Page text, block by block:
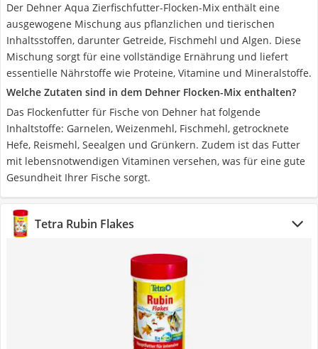
Der Dehner Aqua Zierfischfutter-Flocken-Mix enthält eine
ausgewogene Mischung aus pflanzlichen und tierischen
Inhaltsstoffen, darunter Getreide, Fischmehl und Algen. Diese
Mischung sorgt für eine vollständige Ernährung und liefert
essentielle Nährstoffe wie Proteine, Vitamine und Mineralstoffe.
Welche Zutaten sind in dem Dehner Flocken-Mix enthalten?
Das Flockenfutter für Fische von Dehner hat folgende
Inhaltstoffe: Garnelen, Weizenmehl, Fischmehl, getrocknete
Hefe, Reismehl, Seealgen und Grünkern. Zudem ist das Futter
mit lebensnotwendigen Vitaminen versehen, was für eine gute
Gesundheit Ihrer Fische sorgt.
Tetra Rubin Flakes